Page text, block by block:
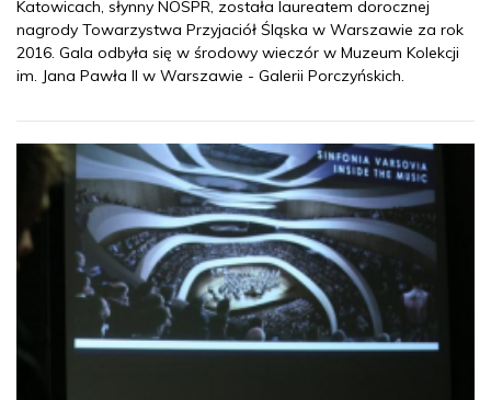
Katowicach, słynny NOSPR, została laureatem dorocznej
nagrody Towarzystwa Przyjaciół Śląska w Warszawie za rok
2016. Gala odbyła się w środowy wieczór w Muzeum Kolekcji
im. Jana Pawła II w Warszawie - Galerii Porczyńskich.